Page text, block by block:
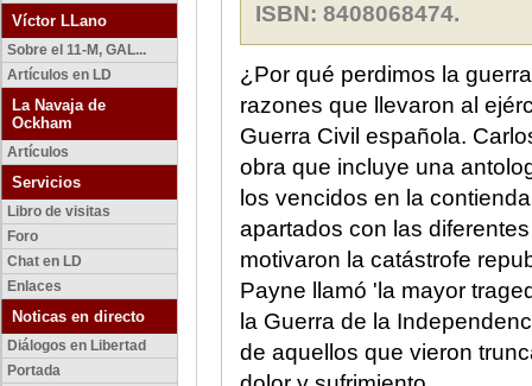
Víctor LLano
Sobre el 11-M, GAL...
Artículos en LD
La Navaja de
Ockham
Artículos
Servicios
Libro de visitas
Foro
Chat en LD
Enlaces
Noticas en directo
Diálogos en Libertad
Portada
ISBN: 8408068474.
¿Por qué perdimos la
razones que llevaron al
Guerra Civil española.
obra que incluye una
los vencidos en la
apartados con las
motivaron la catástrofe
Payne llamó 'la mayor
la Guerra de la
de aquellos que vieron